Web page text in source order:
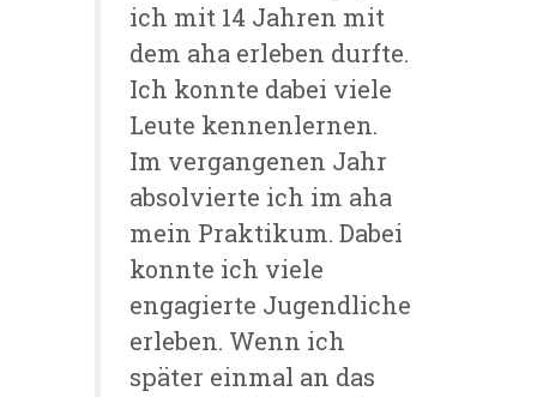
ich mit 14 Jahren mit
dem aha erleben durfte.
Ich konnte dabei viele
Leute kennenlernen.
Im vergangenen Jahr
absolvierte ich im aha
mein Praktikum. Dabei
konnte ich viele
engagierte Jugendliche
erleben. Wenn ich
später einmal an das